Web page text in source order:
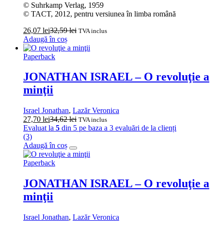
© Suhrkamp Verlag, 1959
© TACT, 2012, pentru versiunea în limba română
26,07 lei32,59lei TVA inclus
Adaugă în coș
Paperback
JONATHAN ISRAEL – O revoluţie a
minţii
Israel Jonathan, Lazăr Veronica
27,70 lei34,62lei TVA inclus
Evaluat la 5 din 5 pe baza a 3 evaluări de la clienți
(3)
Adaugă în coș
Paperback
JONATHAN ISRAEL – O revoluţie a
minţii
Israel Jonathan, Lazăr Veronica